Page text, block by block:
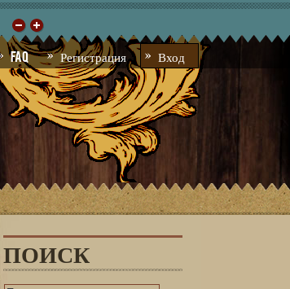
FAQ Регистрация Вход
ПОИСК